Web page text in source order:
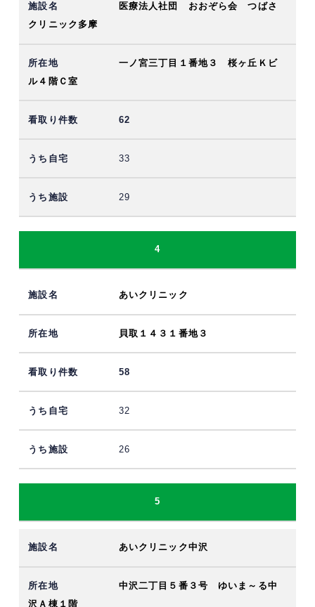
医療法人社団 おおぞら会 つばさ
クリニック多摩
一ノ宮三丁目１番地３ 桜ヶ丘Ｋビ
ル４階Ｃ室
62
33
29
4
あいクリニック
貝取１４３１番地３
58
32
26
5
あいクリニック中沢
中沢二丁目５番３号 ゆいま～る中
沢Ａ棟１階